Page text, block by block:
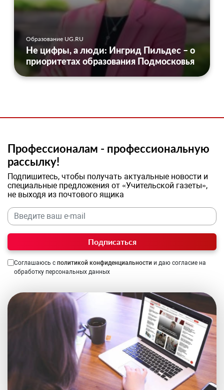
Образование UG.RU
Не цифры, а люди: Ингрид Пильдес – о
приоритетах образования Подмосковья
Профессионалам - профессиональную
рассылку!
Подпишитесь, чтобы получать актуальные новости и
специальные предложения от «Учительской газеты»,
не выходя из почтового ящика
Подписаться
Соглашаюсь с политикой конфиденциальности и даю согласие на
обработку персональных данных